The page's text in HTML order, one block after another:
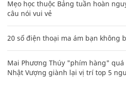
Mẹo học thuộc Bảng tuần hoàn
câu nói vui vẻ
20 số điện thoại ma ám bạn không
Mai Phương Thúy "phím hàng" quá
Nhật Vượng giành lại vị trí top 5